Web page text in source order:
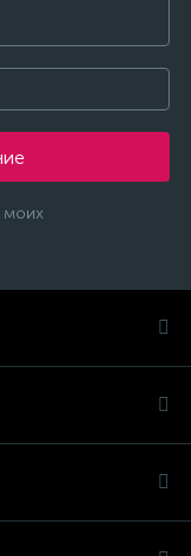
моих